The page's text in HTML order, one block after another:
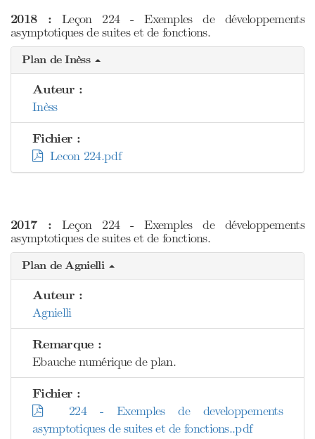
2018 : Leçon 224 - Exemples de développements
asymptotiques de suites et de fonctions.
Plan de Inèss
Auteur :
Inèss
Fichier :
Lecon 224.pdf
2017 : Leçon 224 - Exemples de développements
asymptotiques de suites et de fonctions.
Plan de Agnielli
Auteur :
Agnielli
Remarque :
Ebauche numérique de plan.
Fichier :
224 - Exemples de developpements
asymptotiques de suites et de fonctions..pdf